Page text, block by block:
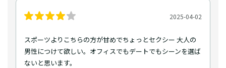
2025-04-02
スポーツよりこちらの方が甘めでちょっとセクシー 大人の
男性につけて欲しい。オフィスでもデートでもシーンを選ば
ないと思います。